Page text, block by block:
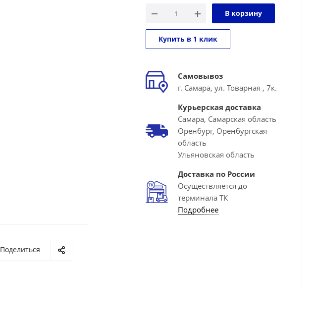
В корзину
Купить в 1 клик
Самовывоз
г. Самара, ул. Товарная , 7к.
Курьерская доставка
Самара, Самарская область
Оренбург, Оренбургская
область
Ульяновская область
Доставка по России
Осуществляется до
терминала ТК
Подробнее
Поделиться